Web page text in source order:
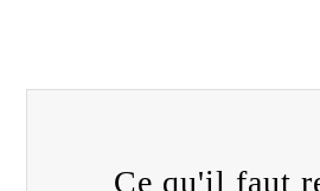
Ce qu'il faut